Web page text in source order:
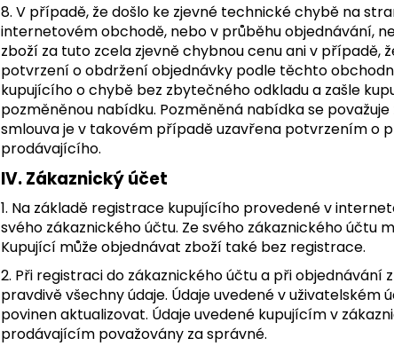
8. V případě, že došlo ke zjevné technické chybě na
internetovém obchodě, nebo v průběhu objednávání,
zboží za tuto zcela zjevně chybnou cenu ani v případě,
potvrzení o obdržení objednávky podle těchto
kupujícího o chybě bez zbytečného odkladu a zašle
pozměněnou nabídku. Pozměněná nabídka se
smlouva je v takovém případě uzavřena potvrzením o
prodávajícího.
IV. Zákaznický účet
1. Na základě registrace kupujícího provedené v
svého zákaznického účtu. Ze svého zákaznického účtu
Kupující může objednávat zboží také bez registrace.
2. Při registraci do zákaznického účtu a při
pravdivě všechny údaje. Údaje uvedené v uživatelském
povinen aktualizovat. Údaje uvedené kupujícím v
prodávajícím považovány za správné.